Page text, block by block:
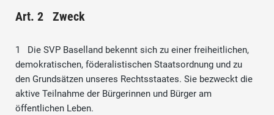
Art. 2 Zweck
1 Die SVP Baselland bekennt sich zu einer freiheitlichen,
demokratischen, föderalistischen Staatsordnung und zu
den Grundsätzen unseres Rechtsstaates. Sie bezweckt die
aktive Teilnahme der Bürgerinnen und Bürger am
öffentlichen Leben.